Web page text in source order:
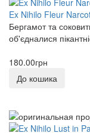
Ex Nihilo Fleur
Бергамот та
об'єдналися
180.00грн
До кошика